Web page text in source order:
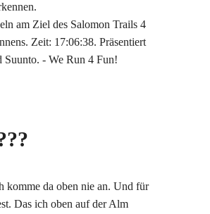
komme da oben nie an. Und für
Das ich oben auf der Alm